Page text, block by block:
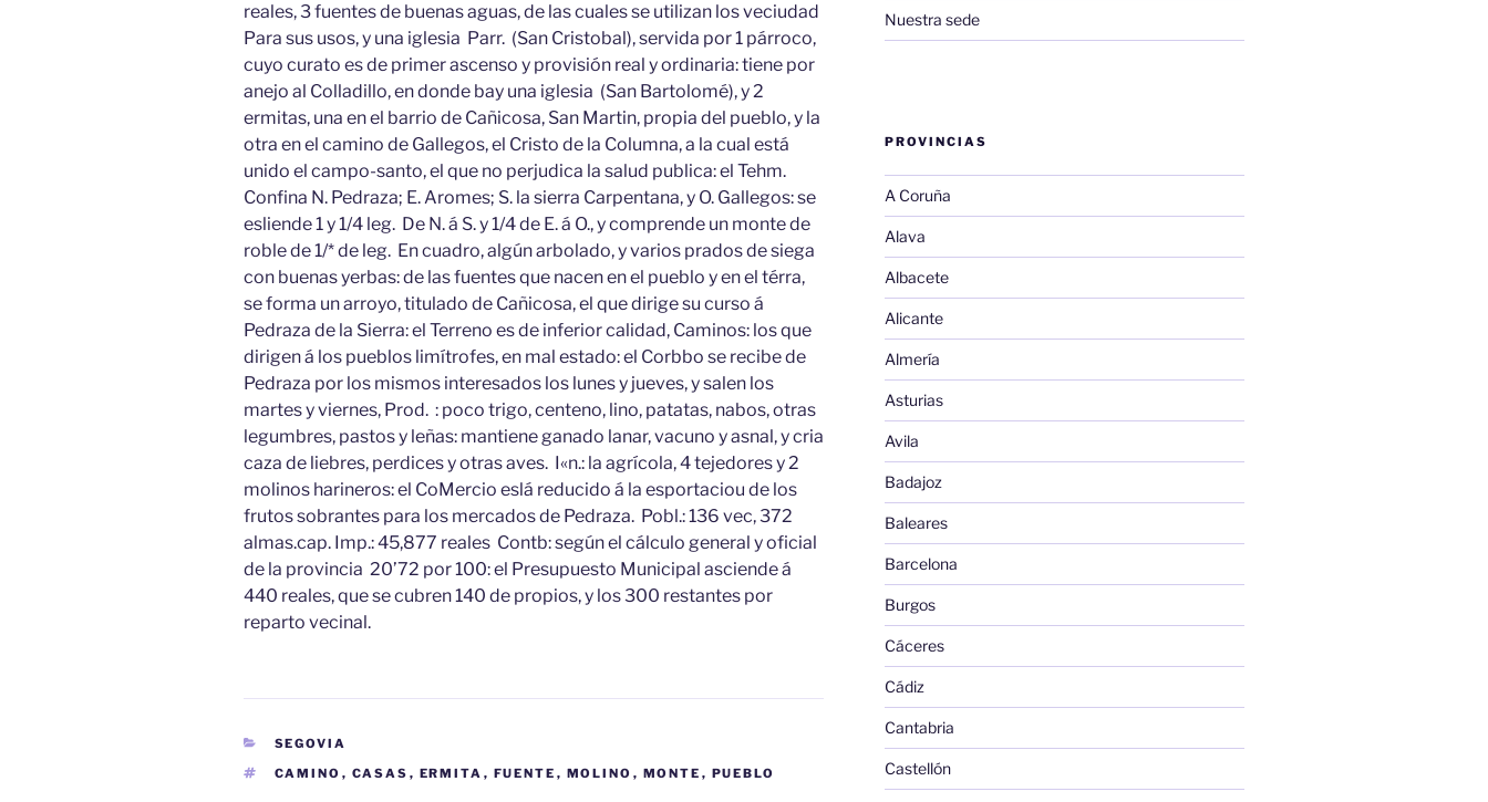
reales, 3 fuentes de buenas aguas, de las cuales se utilizan los veciudad
Para sus usos, y una iglesia Parr. (San Cristobal), servida por 1 párroco,
cuyo curato es de primer ascenso y provisión real y ordinaria: tiene por
anejo al Colladillo, en donde bay una iglesia (San Bartolomé), y 2
ermitas, una en el barrio de Cañicosa, San Martin, propia del pueblo, y la
otra en el camino de Gallegos, el Cristo de la Columna, a la cual está
unido el campo-santo, el que no perjudica la salud publica: el Tehm.
Confina N. Pedraza; E. Aromes; S. la sierra Carpentana, y O. Gallegos: se
esliende 1 y 1/4 leg. De N. á S. y 1/4 de E. á O., y comprende un monte de
roble de 1/* de leg. En cuadro, algún arbolado, y varios prados de siega
con buenas yerbas: de las fuentes que nacen en el pueblo y en el térra,
se forma un arroyo, titulado de Cañicosa, el que dirige su curso á
Pedraza de la Sierra: el Terreno es de inferior calidad, Caminos: los que
dirigen á los pueblos limítrofes, en mal estado: el Corbbo se recibe de
Pedraza por los mismos interesados los lunes y jueves, y salen los
martes y viernes, Prod. : poco trigo, centeno, lino, patatas, nabos, otras
legumbres, pastos y leñas: mantiene ganado lanar, vacuno y asnal, y cria
caza de liebres, perdices y otras aves. I«n.: la agrícola, 4 tejedores y 2
molinos harineros: el CoMercio eslá reducido á la esportaciou de los
frutos sobrantes para los mercados de Pedraza. Pobl.: 136 vec, 372
almas.cap. Imp.: 45,877 reales Contb: según el cálculo general y oficial
de la provincia 20’72 por 100: el Presupuesto Municipal asciende á
440 reales, que se cubren 140 de propios, y los 300 restantes por
reparto vecinal.
CATEGORÍAS
SEGOVIA
ETIQUETAS
CAMINO , CASAS , ERMITA , FUENTE , MOLINO , MONTE , PUEBLO
Nuestra sede
PROVINCIAS
A Coruña
Alava
Albacete
Alicante
Almería
Asturias
Avila
Badajoz
Baleares
Barcelona
Burgos
Cáceres
Cádiz
Cantabria
Castellón